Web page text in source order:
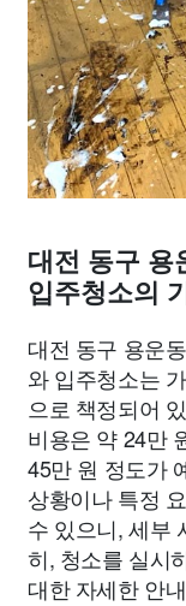
대전 동구 용
입주청소의
대전 동구 용운
와 입주청소는
으로 책정되어
비용은 약 24만
45만 원 정도가
상황이나 특정
수 있으니, 세부
히, 청소를 실시
대한 자세한 안